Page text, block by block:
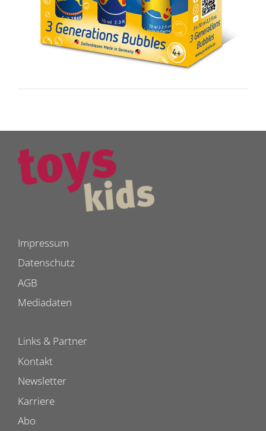
Impressum
Datenschutz
AGB
Mediadaten
Links & Partner
Kontakt
Newsletter
Karriere
Abo